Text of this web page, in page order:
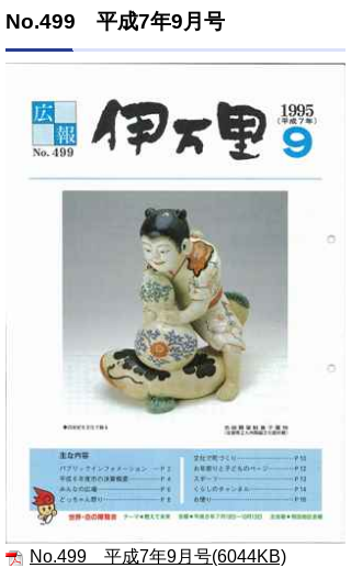
No.499 平成7年9月号
No.499 平成7年9月号(6044KB)